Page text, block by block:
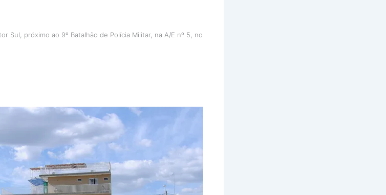
Sul, próximo ao 9º Batalhão de Polícia Militar, na A/E nº 5, no